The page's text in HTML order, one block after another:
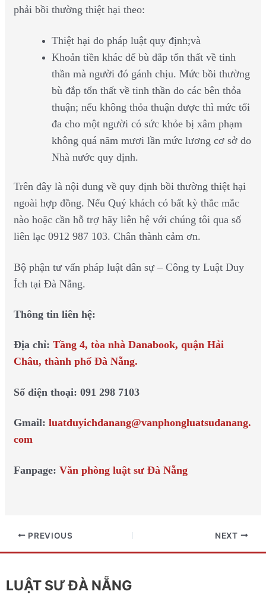
phải bồi thường thiệt hại theo:
Thiệt hại do pháp luật quy định;và
Khoản tiền khác để bù đắp tổn thất về tinh
thần mà người đó gánh chịu. Mức bồi thường
bù đắp tổn thất về tinh thần do các bên thỏa
thuận; nếu không thỏa thuận được thì mức tối
đa cho một người có sức khỏe bị xâm phạm
không quá năm mươi lần mức lương cơ sở do
Nhà nước quy định.
Trên đây là nội dung về quy định bồi thường thiệt hại
ngoài hợp đồng. Nếu Quý khách có bất kỳ thắc mắc
nào hoặc cần hỗ trợ hãy liên hệ với chúng tôi qua số
liên lạc 0912 987 103. Chân thành cảm ơn.
Bộ phận tư vấn pháp luật dân sự – Công ty Luật Duy
Ích tại Đà Nẵng.
Thông tin liên hệ:
Địa chỉ: Tầng 4, tòa nhà Danabook, quận Hải
Châu, thành phố Đà Nẵng.
Số điện thoại: 091 298 7103
Gmail: luatduyichdanang@vanphongluatsudanang.
com
Fanpage: Văn phòng luật sư Đà Nẵng
PREVIOUS NEXT
LUẬT SƯ ĐÀ NẴNG